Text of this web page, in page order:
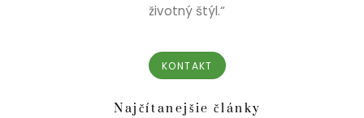
životný štýl.“
KONTAKT
Najčítanejšie články